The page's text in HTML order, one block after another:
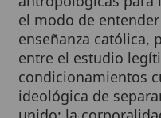
entre el estudio
condicionamientos
ideológica de separar
unido: la corporalidad
cultural de
afirma laigual
varón y mujer.